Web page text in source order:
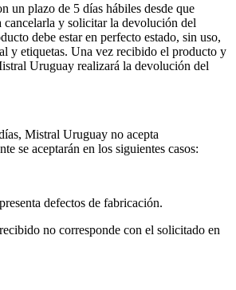
un plazo de 5 días hábiles desde que
cancelarla y solicitar la devolución del
debe estar en perfecto estado, sin uso,
y etiquetas. Una vez recibido el producto y
Uruguay realizará la devolución del
Mistral Uruguay no acepta
se aceptarán en los siguientes casos:
defectos de fabricación.
no corresponde con el solicitado en